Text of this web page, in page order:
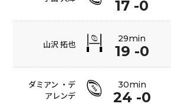
17 -0
山沢 拓也 29min
19 -0
ダミアン ・デ
アレンデ
30min
24 -0